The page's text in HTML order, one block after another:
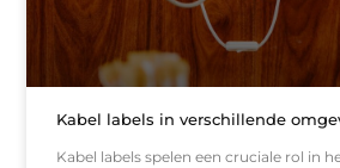
Kabel labels in verschillende
Kabel labels spelen een cruciale rol in